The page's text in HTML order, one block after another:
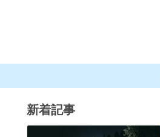
新着記事